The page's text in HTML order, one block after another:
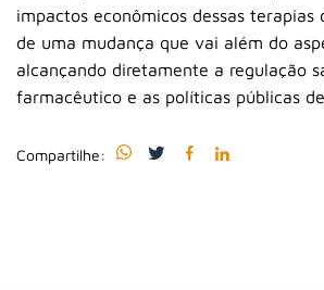
impactos econômicos dessas
de uma mudança que vai além do
alcançando diretamente a regulação
farmacêutico e as políticas públicas
Compartilhe: